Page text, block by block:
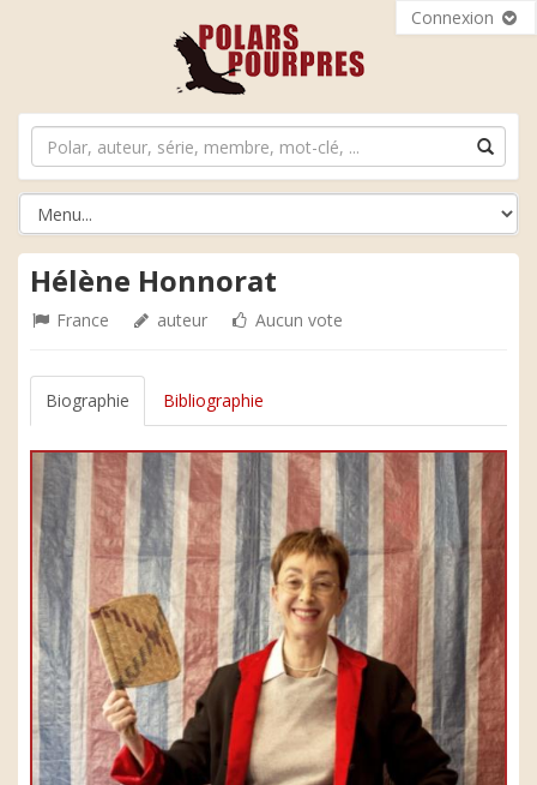
Connexion
Hélène Honnorat
France auteur Aucun vote
Biographie Bibliographie